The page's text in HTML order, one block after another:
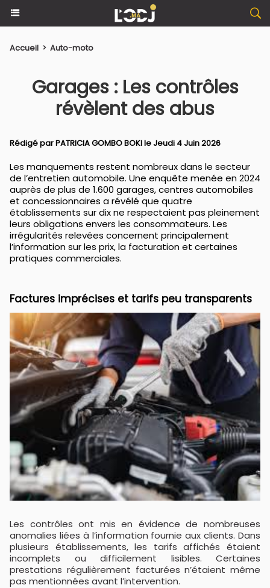
Accueil > Auto-moto
Garages : Les contrôles
révèlent des abus
Rédigé par PATRICIA GOMBO BOKI le Jeudi 4 Juin 2026
Les manquements restent nombreux dans le secteur
de l’entretien automobile. Une enquête menée en 2024
auprès de plus de 1.600 garages, centres automobiles
et concessionnaires a révélé que quatre
établissements sur dix ne respectaient pas pleinement
leurs obligations envers les consommateurs. Les
irrégularités relevées concernent principalement
l’information sur les prix, la facturation et certaines
pratiques commerciales.
Factures imprécises et tarifs peu transparents
Les contrôles ont mis en évidence de nombreuses
anomalies liées à l’information fournie aux clients. Dans
plusieurs établissements, les tarifs affichés étaient
incomplets ou difficilement lisibles. Certaines
prestations régulièrement facturées n’étaient même
pas mentionnées avant l’intervention.